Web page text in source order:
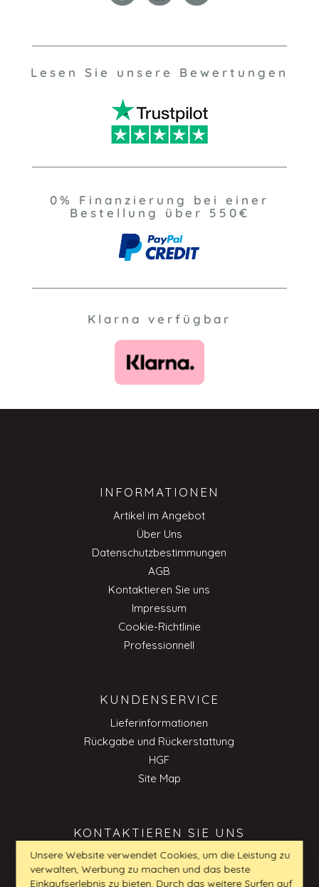
Lesen Sie unsere Bewertungen
0% Finanzierung bei einer
Bestellung über 550€
Klarna verfügbar
INFORMATIONEN
Artikel im Angebot
Über Uns
Datenschutzbestimmungen
AGB
Kontaktieren Sie uns
Impressum
Cookie-Richtlinie
Professionnell
KUNDENSERVICE
Lieferinformationen
Rückgabe und Rückerstattung
HGF
Site Map
KONTAKTIEREN SIE UNS
kundenservice_DE@my-furniture.com
Unsere Website verwendet Cookies, um die Leistung zu
verwalten, Werbung zu machen und das beste
Einkaufserlebnis zu bieten. Durch das weitere Surfen auf